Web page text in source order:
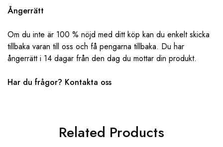
Ångerrätt
Om du inte är 100 % nöjd med ditt köp kan du enkelt skicka
tillbaka varan till oss och få pengarna tillbaka. Du har
ångerrätt i 14 dagar från den dag du mottar din produkt.
Har du frågor? ‌‌ Kontakta oss
Related Products